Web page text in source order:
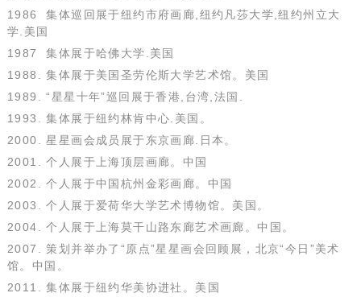
1986 集体巡回展于纽约市府画廊,纽约凡莎大学,纽约州立大
学.美国
1987 集体展于哈佛大学.美国
1988. 集体展于美国圣劳伦斯大学艺术馆。美国
1989. “星星十年”巡回展于香港,台湾,法国.
1993. 集体展于纽约林肯中心.美国。
2000. 星星画会成员展于东京画廊.日本。
2001. 个人展于上海顶层画廊。中国
2002. 个人展于中国杭州金彩画廊。中国
2003. 个人展于爱荷华大学艺术博物馆。美国。
2004. 个人展于上海莫干山路东廊艺术画廊。中国。
2007. 策划并举办了“原点”星星画会回顾展，北京“今日”美术
馆。中国。
2011. 集体展于纽约华美协进社。美国